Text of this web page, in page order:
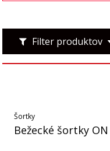
Filter produktov
Šortky
Bežecké šortky ON